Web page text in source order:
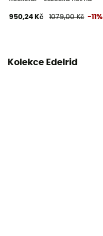
950,24 Kč 1079,00 Kč -11%
Kolekce Edelrid